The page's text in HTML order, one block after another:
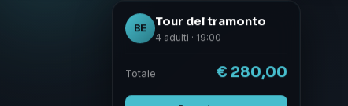
BE Tour del tramonto
4 adulti · 19:00
Totale € 280,00